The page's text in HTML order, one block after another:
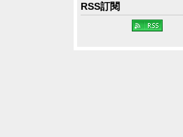
RSS訂閱